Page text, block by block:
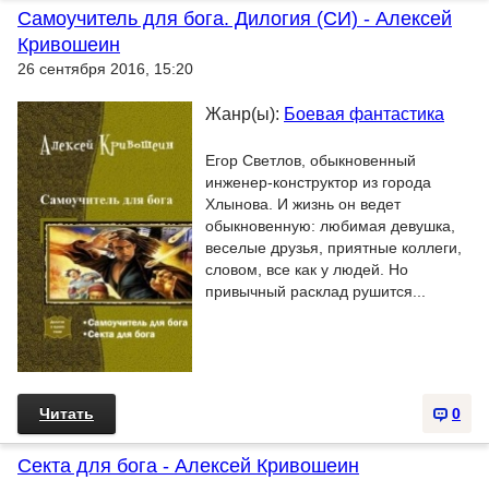
Самоучитель для бога. Дилогия (СИ) - Алексей
Кривошеин
26 сентября 2016, 15:20
Жанр(ы): Боевая фантастика
Егор Светлов, обыкновенный
инженер-конструктор из города
Хлынова. И жизнь он ведет
обыкновенную: любимая девушка,
веселые друзья, приятные коллеги,
словом, все как у людей. Но
привычный расклад рушится...
0
Читать
Секта для бога - Алексей Кривошеин